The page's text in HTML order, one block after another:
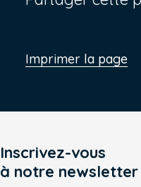
Imprimer la page
Inscrivez-vous
à notre newsletter